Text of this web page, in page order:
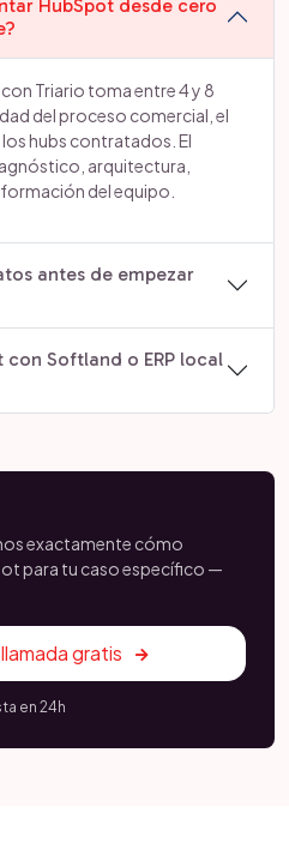
HubSpot desde cero
Triario toma entre 4 y 8
del proceso comercial, el
hubs contratados. El
arquitectura,
del equipo.
antes de empezar
Softland o ERP local
exactamente cómo
para tu caso específico —
gratis
en 24h